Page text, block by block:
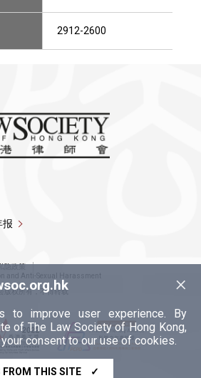
2912-2600
×
to improve user experience. By
of The Law Society of Hong Kong,
consent to our use of cookies.
FROM THIS SITE ✓
报
隐政策
and Anti-Sexual Harassment
版权所有，不得转载